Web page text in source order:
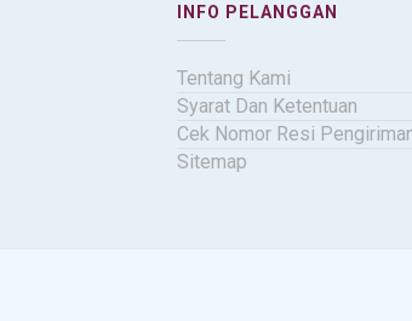
INFO PELANGGAN
Tentang Kami
Syarat Dan Ketentuan
Cek Nomor Resi
Sitemap